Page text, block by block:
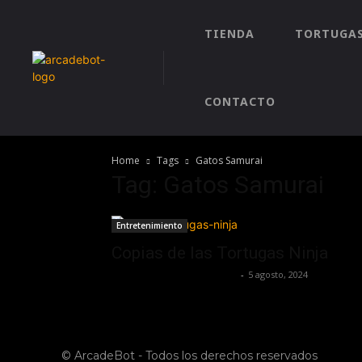
TIENDA
CONTACTO
Home Tags Gatos Samurai
Entretenimiento
- 5 agosto, 2024
© ArcadeBot - Todos los derechos reservados